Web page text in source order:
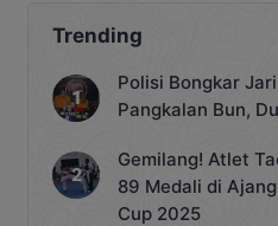
Trending
Polisi Bongkar
Pangkalan Bun,
Gemilang! Atlet
89 Medali di
Cup 2025